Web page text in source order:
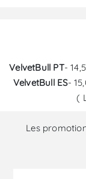
VelvetBull PT-
VelvetBull ES-
(
Les